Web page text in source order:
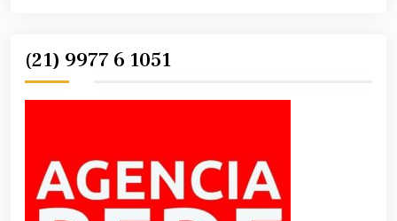
(21) 9977 6 1051